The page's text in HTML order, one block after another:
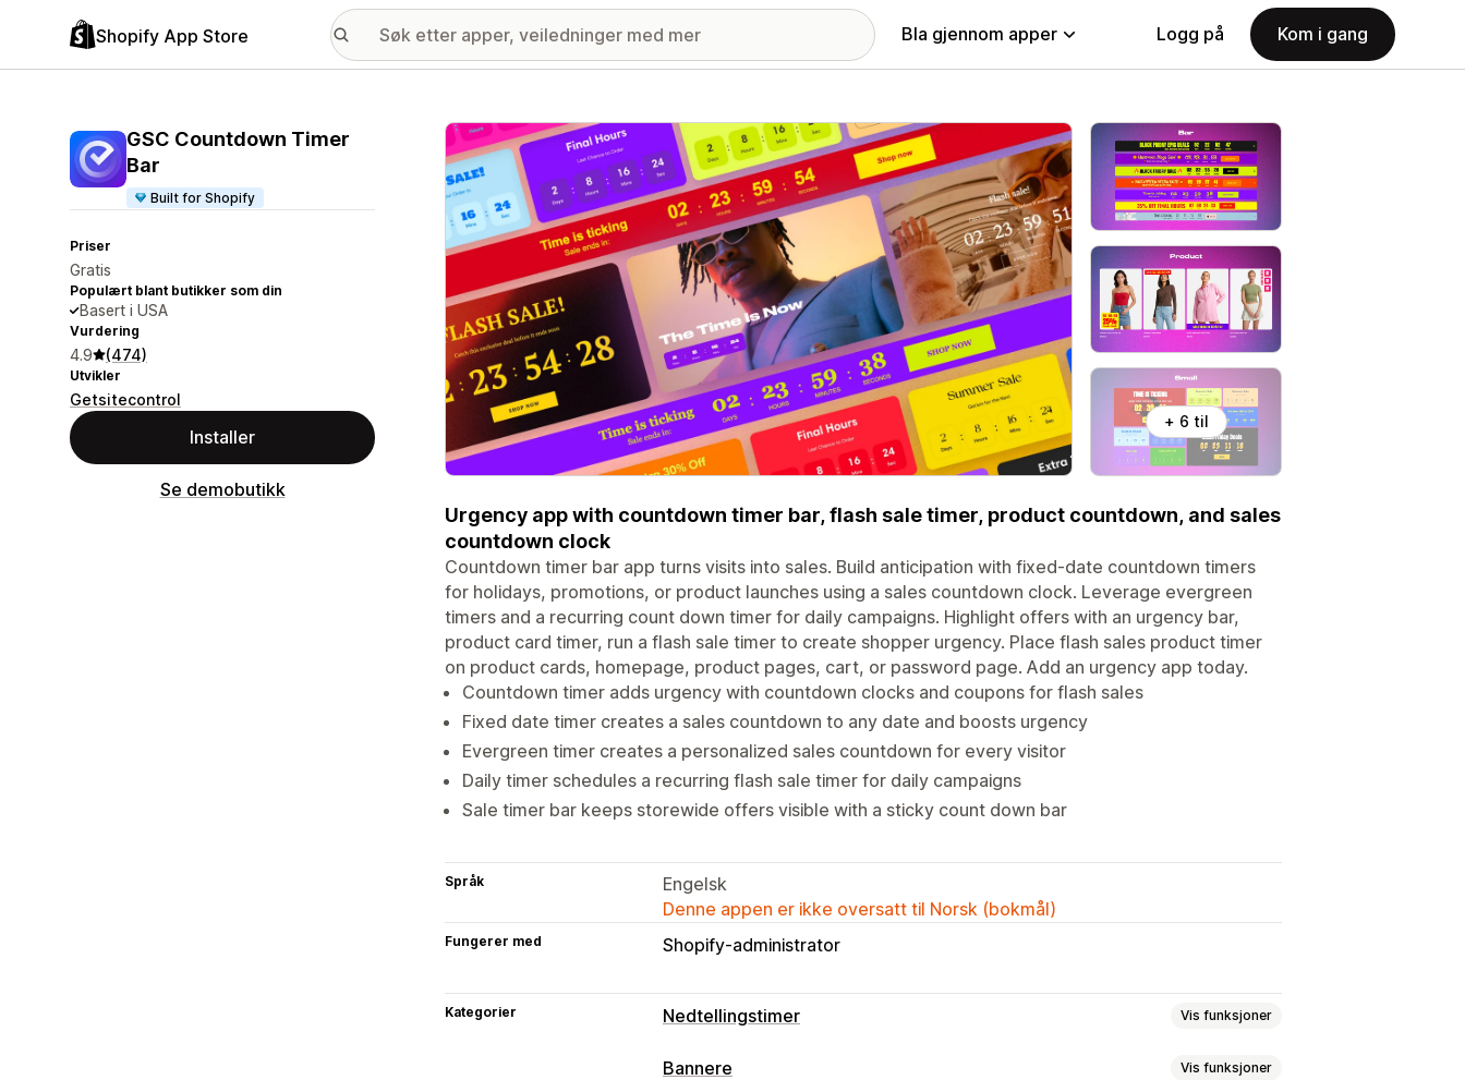
Shopify App Store Bla gjennom apper Logg på Kom i gang
GSC Countdown Timer
Bar
Built for Shopify
Priser
Gratis
Populært blant butikker som din
Basert i USA
Vurdering
4.9 (474)
Utvikler
Getsitecontrol
Installer
Se demobutikk
Galleri med fremhevede bilder
+ 6 til
Urgency app with countdown timer bar, flash sale timer, product countdown, and sales
countdown clock
Countdown timer bar app turns visits into sales. Build anticipation with fixed-date countdown timers
for holidays, promotions, or product launches using a sales countdown clock. Leverage evergreen
timers and a recurring count down timer for daily campaigns. Highlight offers with an urgency bar,
product card timer, run a flash sale timer to create shopper urgency. Place flash sales product timer
on product cards, homepage, product pages, cart, or password page. Add an urgency app today.
Countdown timer adds urgency with countdown clocks and coupons for flash sales
Fixed date timer creates a sales countdown to any date and boosts urgency
Evergreen timer creates a personalized sales countdown for every visitor
Daily timer schedules a recurring flash sale timer for daily campaigns
Sale timer bar keeps storewide offers visible with a sticky count down bar
Språk
Engelsk
Denne appen er ikke oversatt til Norsk (bokmål)
Fungerer med Shopify-administrator
Kategorier Nedtellingstimer Vis funksjoner
Visningsalternativer
Bannere Vis funksjoner